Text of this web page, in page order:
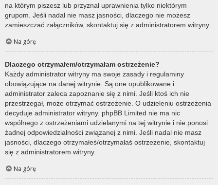
na którym piszesz lub przyznał uprawnienia tylko niektórym
grupom. Jeśli nadal nie masz jasności, dlaczego nie możesz
zamieszczać załączników, skontaktuj się z administratorem witryny.
Na górę
Dlaczego otrzymałem/otrzymałam ostrzeżenie?
Każdy administrator witryny ma swoje zasady i regulaminy
obowiązujące na danej witrynie. Są one opublikowane i
administrator zaleca zapoznanie się z nimi. Jeśli ktoś ich nie
przestrzegał, może otrzymać ostrzeżenie. O udzieleniu ostrzeżenia
decyduje administrator witryny. phpBB Limited nie ma nic
wspólnego z ostrzeżeniami udzielanymi na tej witrynie i nie ponosi
żadnej odpowiedzialności związanej z nimi. Jeśli nadal nie masz
jasności, dlaczego otrzymałeś/otrzymałaś ostrzeżenie, skontaktuj
się z administratorem witryny.
Na górę